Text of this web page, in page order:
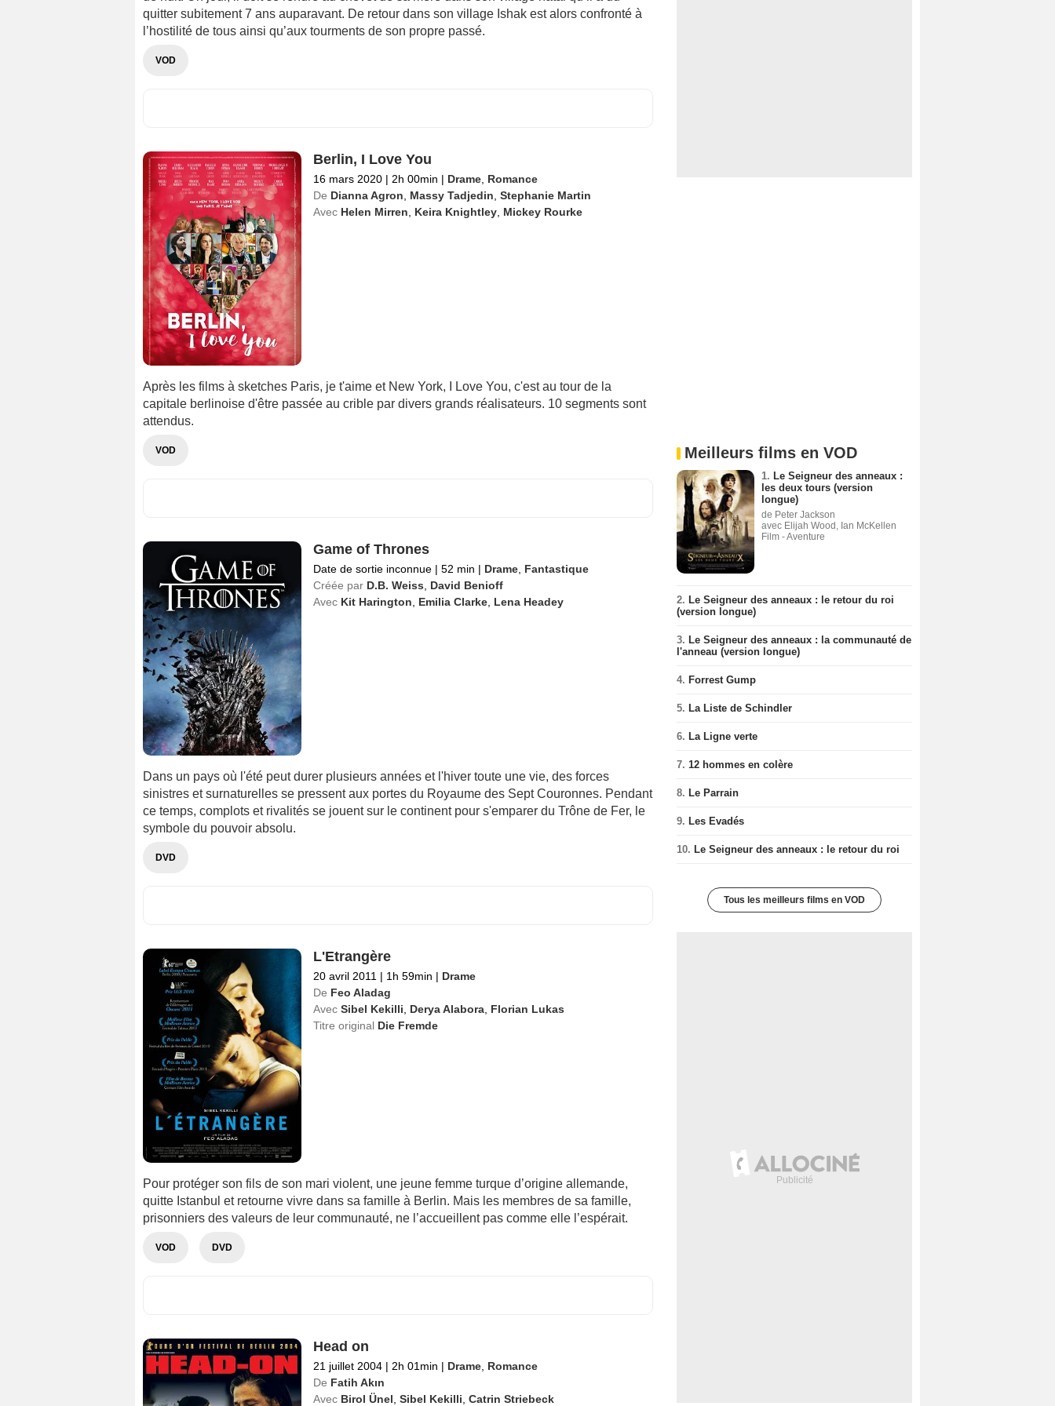
quitter subitement 7 ans auparavant. De retour dans son village Ishak est alors confronté à
l’hostilité de tous ainsi qu’aux tourments de son propre passé.
VOD
Berlin, I Love You
16 mars 2020 | 2h 00min | Drame, Romance
De Dianna Agron Massy Tadjedin Stephanie Martin
Avec Helen Mirren Keira Knightley, Mickey Rourke
Après les films à sketches Paris, je t'aime et New York, I Love You, c'est au tour de la
capitale berlinoise d'être passée au crible par divers grands réalisateurs. 10 segments sont
attendus.
VOD
Game of Thrones
Date de sortie inconnue | 52 min | Drame, Fantastique
Créée par D.B. Weiss
David Benioff
Avec Kit Harington Emilia Clarke, Lena Headey
Dans un pays où l'été peut durer plusieurs années et l'hiver toute une vie, des forces
sinistres et surnaturelles se pressent aux portes du Royaume des Sept Couronnes. Pendant
ce temps, complots et rivalités se jouent sur le continent pour s'emparer du Trône de Fer, le
symbole du pouvoir absolu.
DVD
L'Etrangère
20 avril 2011 | 1h 59min | Drame
De Feo Aladag
Avec Sibel Kekilli Derya Alabora, Florian Lukas
Titre original Die Fremde
Pour protéger son fils de son mari violent, une jeune femme turque d’origine allemande,
quitte Istanbul et retourne vivre dans sa famille à Berlin. Mais les membres de sa famille,
prisonniers des valeurs de leur communauté, ne l’accueillent pas comme elle l’espérait.
VOD DVD
Head on
21 juillet 2004 | 2h 01min | Drame, Romance
De Fatih Akın
Avec Birol Ünel Sibel Kekilli Catrin Striebeck
Meilleurs films en VOD
1. Le Seigneur des anneaux :
les deux tours (version
longue)
de Peter Jackson
avec Elijah Wood, Ian McKellen
Film - Aventure
2. Le Seigneur des anneaux : le retour du roi
(version longue)
3. Le Seigneur des anneaux : la communauté de
l'anneau (version longue)
4. Forrest Gump
5. La Liste de Schindler
6. La Ligne verte
7. 12 hommes en colère
8. Le Parrain
9. Les Evadés
10. Le Seigneur des anneaux : le retour du roi
Tous les meilleurs films en VOD